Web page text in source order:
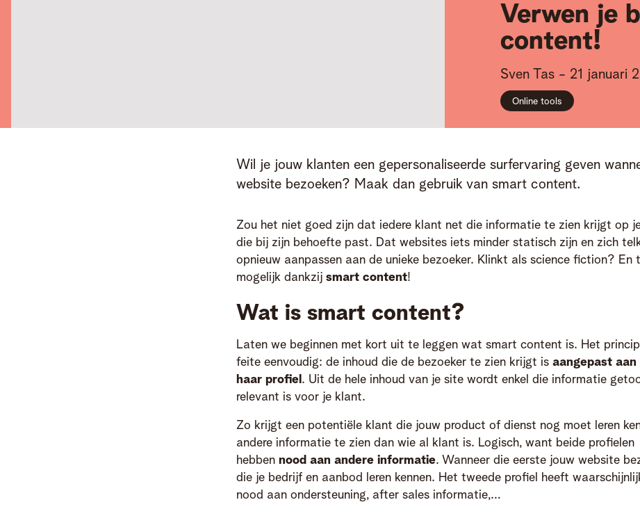
Verwen je
content!
Sven Tas - 21 januari
Online tools
Wil je jouw klanten een gepersonaliseerde surfervaring geven
website bezoeken? Maak dan gebruik van smart content.
Zou het niet goed zijn dat iedere klant net die informatie te zien krijgt op
die bij zijn behoefte past. Dat websites iets minder statisch zijn en zich
opnieuw aanpassen aan de unieke bezoeker. Klinkt als science fiction? En
mogelijk dankzij smart content!
Wat is smart content?
Laten we beginnen met kort uit te leggen wat smart content is. Het
feite eenvoudig: de inhoud die de bezoeker te zien krijgt is aangepast
haar profiel . Uit de hele inhoud van je site wordt enkel die informatie
relevant is voor je klant.
Zo krijgt een potentiële klant die jouw product of dienst nog moet leren
andere informatie te zien dan wie al klant is. Logisch, want beide profielen
hebben nood aan andere informatie. Wanneer die eerste jouw website
die je bedrijf en aanbod leren kennen. Het tweede profiel heeft
nood aan ondersteuning, after sales informatie,…